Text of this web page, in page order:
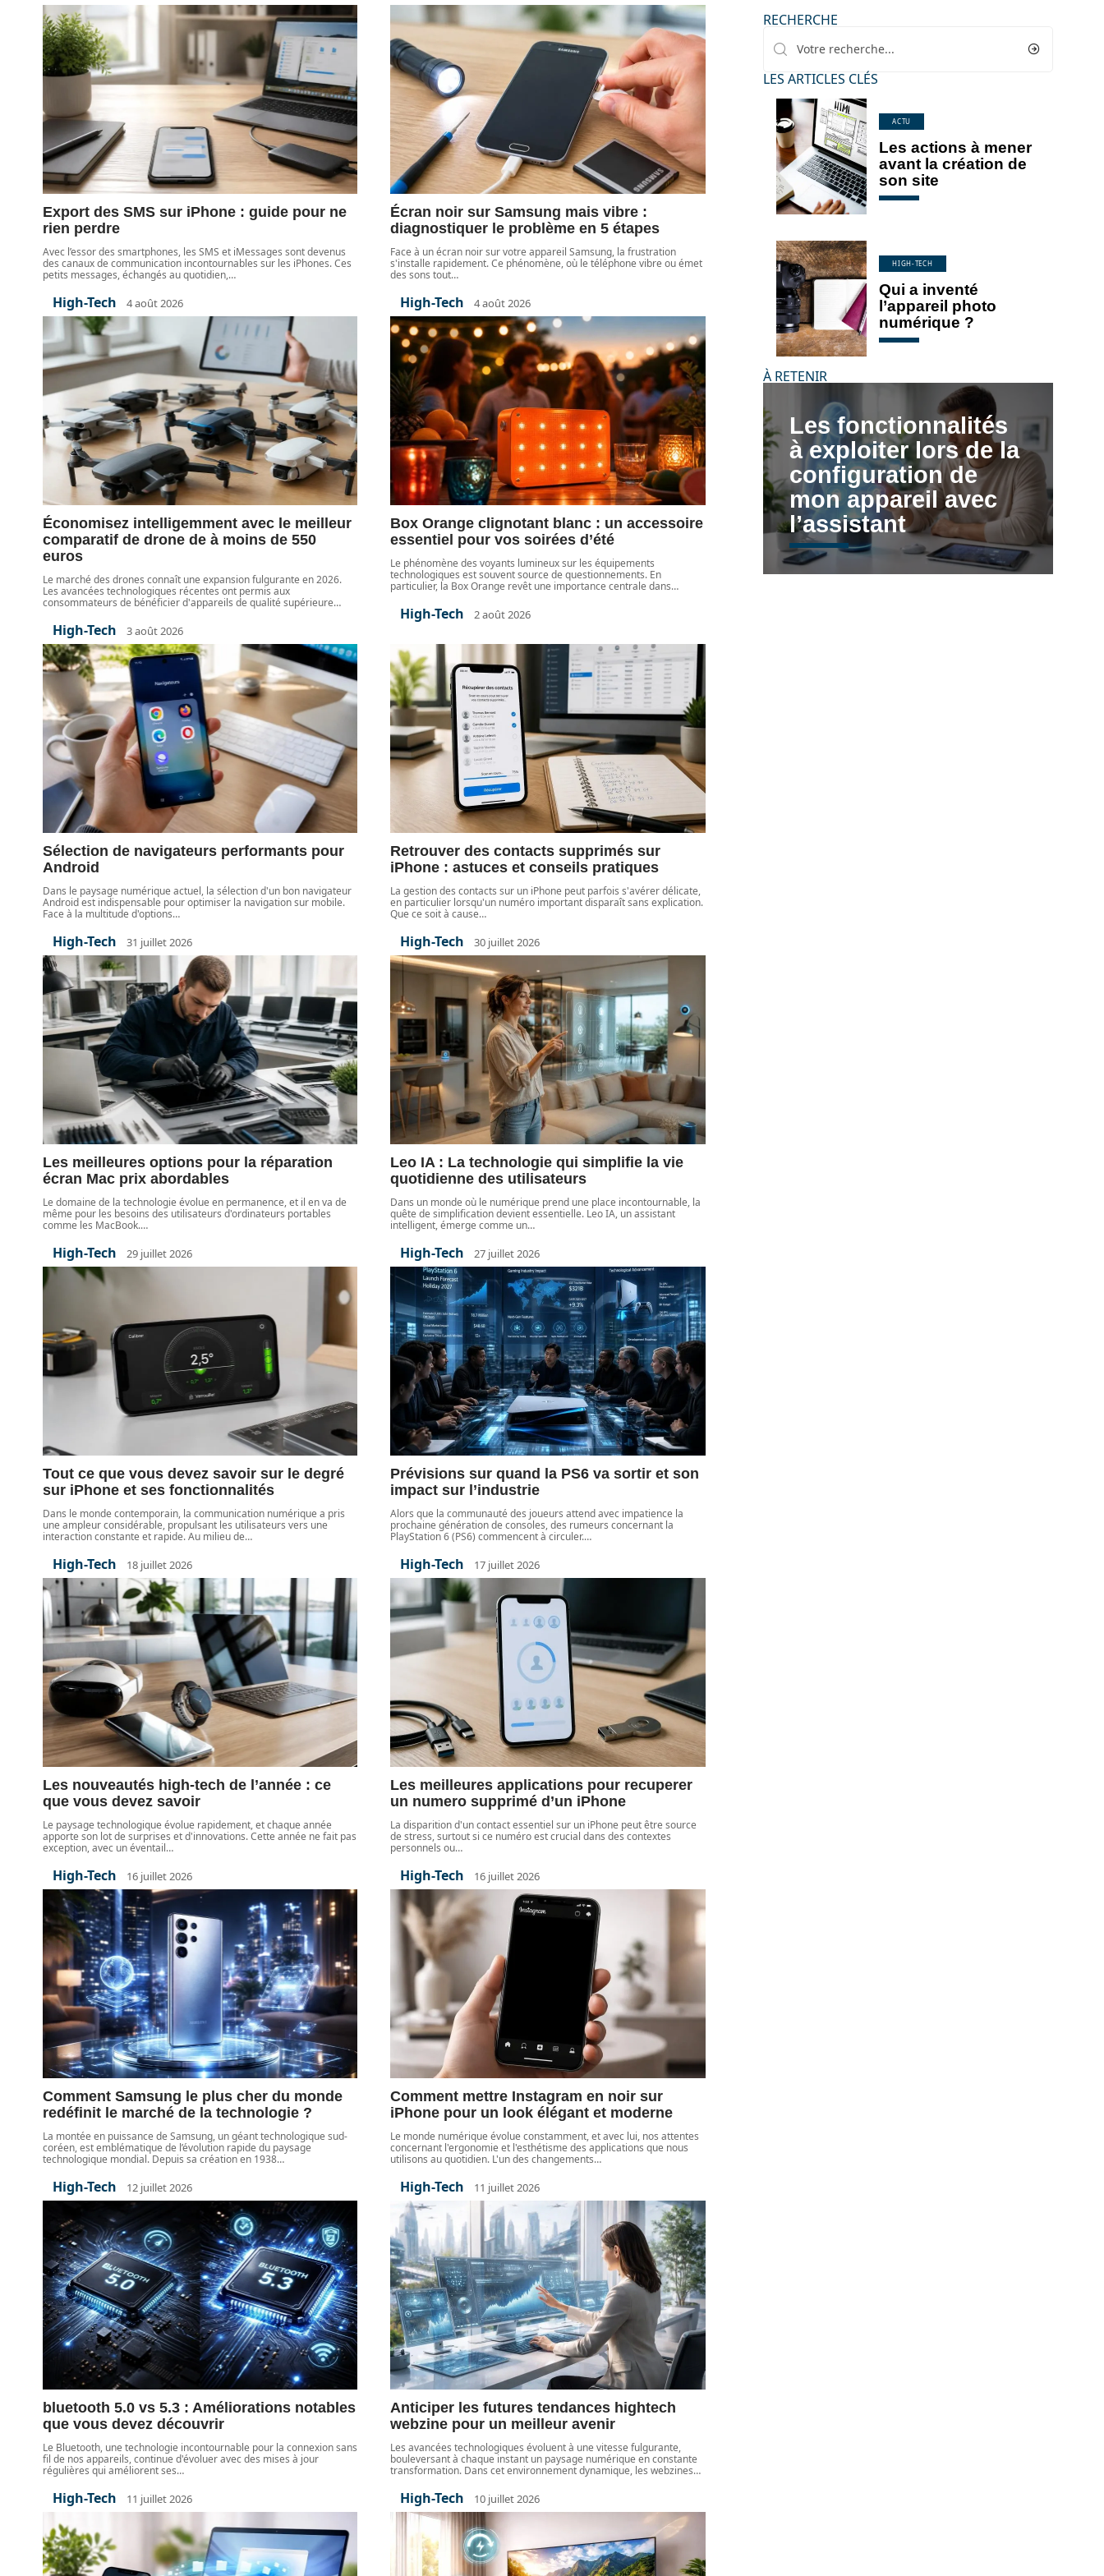
Export des SMS sur iPhone : guide pour ne
rien perdre
Avec l’essor des smartphones, les SMS et iMessages sont devenus
des canaux de communication incontournables sur les iPhones. Ces
petits messages, échangés au quotidien,…
High-Tech 4 août 2026
Écran noir sur Samsung mais vibre :
diagnostiquer le problème en 5 étapes
Face à un écran noir sur votre appareil Samsung, la frustration
s'installe rapidement. Ce phénomène, où le téléphone vibre ou émet
des sons tout…
High-Tech 4 août 2026
Économisez intelligemment avec le meilleur
comparatif de drone de à moins de 550
euros
Le marché des drones connaît une expansion fulgurante en 2026.
Les avancées technologiques récentes ont permis aux
consommateurs de bénéficier d'appareils de qualité supérieure…
High-Tech 3 août 2026
Box Orange clignotant blanc : un accessoire
essentiel pour vos soirées d’été
Le phénomène des voyants lumineux sur les équipements
technologiques est souvent source de questionnements. En
particulier, la Box Orange revêt une importance centrale dans…
High-Tech 2 août 2026
Sélection de navigateurs performants pour
Android
Dans le paysage numérique actuel, la sélection d'un bon navigateur
Android est indispensable pour optimiser la navigation sur mobile.
Face à la multitude d'options…
High-Tech 31 juillet 2026
Retrouver des contacts supprimés sur
iPhone : astuces et conseils pratiques
La gestion des contacts sur un iPhone peut parfois s'avérer délicate,
en particulier lorsqu'un numéro important disparaît sans explication.
Que ce soit à cause…
High-Tech 30 juillet 2026
Les meilleures options pour la réparation
écran Mac prix abordables
Le domaine de la technologie évolue en permanence, et il en va de
même pour les besoins des utilisateurs d'ordinateurs portables
comme les MacBook.…
High-Tech 29 juillet 2026
Leo IA : La technologie qui simplifie la vie
quotidienne des utilisateurs
Dans un monde où le numérique prend une place incontournable, la
quête de simplification devient essentielle. Leo IA, un assistant
intelligent, émerge comme un…
High-Tech 27 juillet 2026
Tout ce que vous devez savoir sur le degré
sur iPhone et ses fonctionnalités
Dans le monde contemporain, la communication numérique a pris
une ampleur considérable, propulsant les utilisateurs vers une
interaction constante et rapide. Au milieu de…
High-Tech 18 juillet 2026
Prévisions sur quand la PS6 va sortir et son
impact sur l’industrie
Alors que la communauté des joueurs attend avec impatience la
prochaine génération de consoles, des rumeurs concernant la
PlayStation 6 (PS6) commencent à circuler.…
High-Tech 17 juillet 2026
Les nouveautés high-tech de l’année : ce
que vous devez savoir
Le paysage technologique évolue rapidement, et chaque année
apporte son lot de surprises et d'innovations. Cette année ne fait pas
exception, avec un éventail…
High-Tech 16 juillet 2026
Les meilleures applications pour recuperer
un numero supprimé d’un iPhone
La disparition d'un contact essentiel sur un iPhone peut être source
de stress, surtout si ce numéro est crucial dans des contextes
personnels ou…
High-Tech 16 juillet 2026
Comment Samsung le plus cher du monde
redéfinit le marché de la technologie ?
La montée en puissance de Samsung, un géant technologique sud-
coréen, est emblématique de l’évolution rapide du paysage
technologique mondial. Depuis sa création en 1938…
High-Tech 12 juillet 2026
Comment mettre Instagram en noir sur
iPhone pour un look élégant et moderne
Le monde numérique évolue constamment, et avec lui, nos attentes
concernant l'ergonomie et l'esthétisme des applications que nous
utilisons au quotidien. L'un des changements…
High-Tech 11 juillet 2026
bluetooth 5.0 vs 5.3 : Améliorations notables
que vous devez découvrir
Le Bluetooth, une technologie incontournable pour la connexion sans
fil de nos appareils, continue d'évoluer avec des mises à jour
régulières qui améliorent ses…
High-Tech 11 juillet 2026
Anticiper les futures tendances hightech
webzine pour un meilleur avenir
Les avancées technologiques évoluent à une vitesse fulgurante,
bouleversant à chaque instant un paysage numérique en constante
transformation. Dans cet environnement dynamique, les webzines…
High-Tech 10 juillet 2026
RECHERCHE
LES ARTICLES CLÉS
ACTU
Les actions à mener
avant la création de
son site
HIGH-TECH
Qui a inventé
l’appareil photo
numérique ?
À RETENIR
Les fonctionnalités
à exploiter lors de la
configuration de
mon appareil avec
l’assistant